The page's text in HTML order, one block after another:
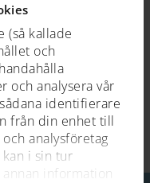
(så kallade
och
och analysera vår
identifierare
från din enhet till
analysföretag
i sin tur
information
Yacht Societys
2026-01-15